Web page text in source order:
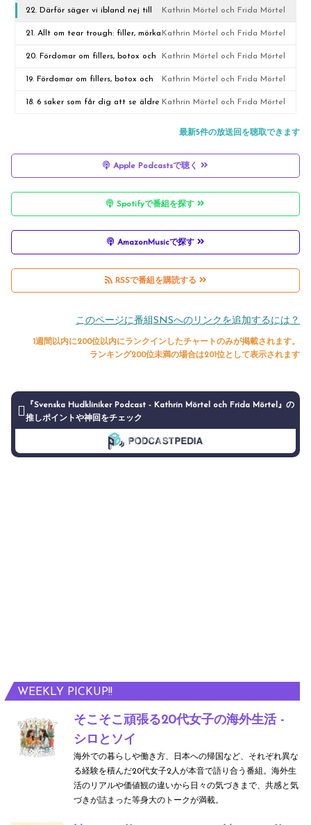
WEEKLY PICKUP!!
そこそこ頑張る20代女子の海外生活 -
シロとソイ
海外での暮らしや働き方、日本への帰国など、それぞれ異な
る経験を積んだ20代女子2人が本音で語り合う番組。海外生
活のリアルや価値観の違いから日々の気づきまで、共感と気
づきが詰まった等身大のトークが満載。
22. Därför säger vi ibland nej till
behandlingar
Kathrin Mörtel och Frida Mörtel
21. Allt om tear trough: filler, mörka
ringar och trötta ögon
Kathrin Mörtel och Frida Mörtel
20. Fördomar om fillers, botox och
skönhetsbranschen del 2
Kathrin Mörtel och Frida Mörtel
19. Fördomar om fillers, botox och
skönhetsbranschen
Kathrin Mörtel och Frida Mörtel
18. 6 saker som får dig att se äldre Kathrin Mörtel och Frida Mörtel
最新5件の放送回を聴取できます
Apple Podcastsで聴く
Spotifyで番組を探す
AmazonMusicで探す
RSSで番組を購読する
このページに番組SNSへのリンクを追加するには？
1週間以内に200位以内にランクインしたチャートのみが掲載されます。
ランキング200位未満の場合は201位として表示されます
『Svenska Hudkliniker Podcast - Kathrin Mörtel och Frida Mörtel』の
推しポイントや神回をチェック